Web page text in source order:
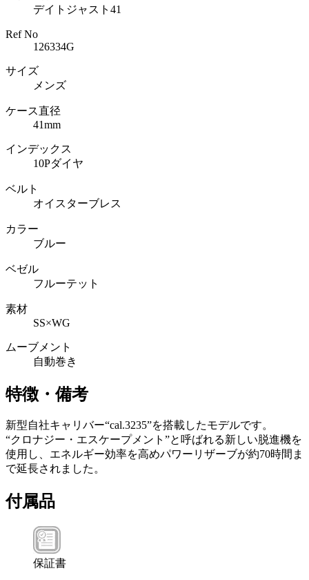
デイトジャスト41
Ref No
126334G
サイズ
メンズ
ケース直径
41mm
インデックス
10Pダイヤ
ベルト
オイスターブレス
カラー
ブルー
ベゼル
フルーテット
素材
SS×WG
ムーブメント
自動巻き
特徴・備考
新型自社キャリバー“cal.3235”を搭載したモデルです。
“クロナジー・エスケープメント”と呼ばれる新しい脱進機を
使用し、エネルギー効率を高めパワーリザーブが約70時間ま
で延長されました。
付属品
保証書